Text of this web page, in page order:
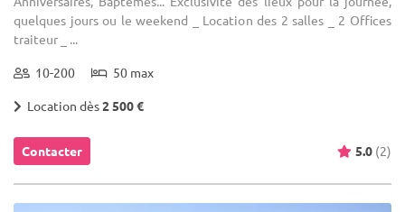
quelques jours ou le weekend _ Location des 2 salles _ 2 Offices
traiteur _ ...
10-200 50 max
Location dès2 500 €
Contacter 5.0 (2)